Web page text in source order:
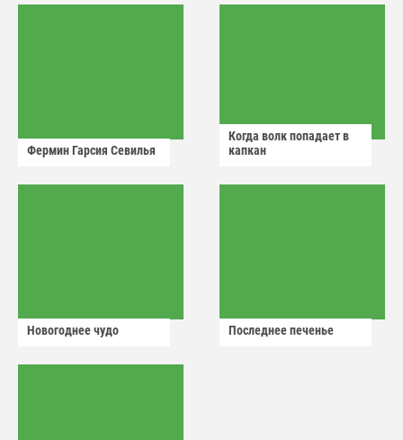
Фермин Гарсия Севилья
Когда волк попадает в
капкан
Новогоднее чудо Последнее печенье